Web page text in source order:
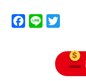
Facebook
Line